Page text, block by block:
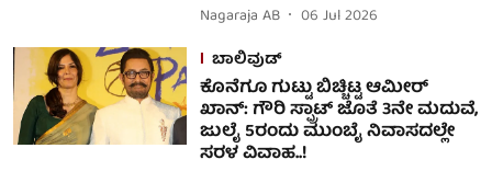
Nagaraja AB
06 Jul 2026
ಬಾಲಿವುಡ್
ಕೊನೆಗೂ ಗುಟ್ಟು ಬಿಚ್ಚಿಟ್ಟ ಆಮೀರ್
ಖಾನ್: ಗೌರಿ ಸ್ಪ್ರಾಟ್ ಜೊತೆ 3ನೇ ಮದುವೆ,
ಜುಲೈ 5ರಂದು ಮುಂಬೈ ನಿವಾಸದಲ್ಲೇ
ಸರಳ ವಿವಾಹ..!